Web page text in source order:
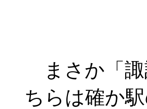
まさか「諏
ちらは確か